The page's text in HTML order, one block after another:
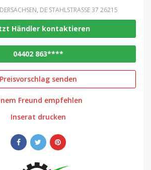
DE STAHLSTRASSE 37 26215
Händler kontaktieren
04402 863****
Preisvorschlag senden
Freund empfehlen
Inserat drucken